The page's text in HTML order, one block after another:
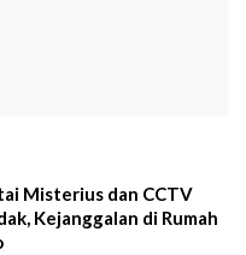
Misterius dan CCTV
Kejanggalan di Rumah